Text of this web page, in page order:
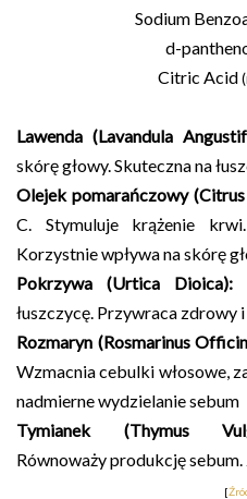
Sodium
d-
Citric Acid
Lawenda (Lavandula
skórę głowy. Skuteczna na
Olejek pomarańczowy (Citrus
C. Stymuluje krążenie
Korzystnie wpływa na skórę
Pokrzywa (Urtica Dioica):
łuszczycę. Przywraca zdrowy
Rozmaryn (Rosmarinus
Wzmacnia cebulki włosowe,
nadmierne wydzielanie sebum
Tymianek (Thymus
Równoważy produkcję sebum.
[